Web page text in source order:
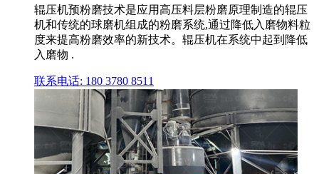
辊压机预粉磨技术是应用高压料层粉磨原理制造的辊压
机和传统的球磨机组成的粉磨系统,通过降低入磨物料粒
度来提高粉磨效率的新技术。辊压机在系统中起到降低
入磨物 .
联系电话: 180 3780 8511